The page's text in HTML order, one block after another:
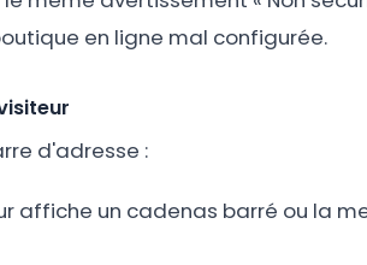
en ligne mal configurée.
d'adresse :
affiche un cadenas barré ou la